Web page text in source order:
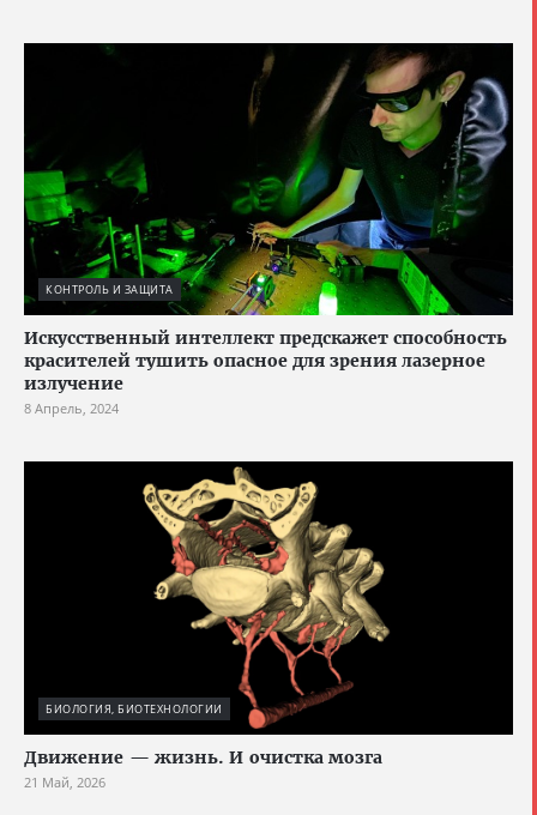
КОНТРОЛЬ И ЗАЩИТА
Искусственный интеллект предскажет способность
красителей тушить опасное для зрения лазерное
излучение
8 Апрель, 2024
БИОЛОГИЯ, БИОТЕХНОЛОГИИ
Движение — жизнь. И очистка мозга
21 Май, 2026